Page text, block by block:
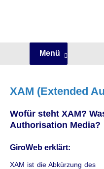
Menü
springen
XAM (Extended
Wofür steht XAM?
Authorisation Media?
GiroWeb erklärt:
XAM ist die Abkürzung des